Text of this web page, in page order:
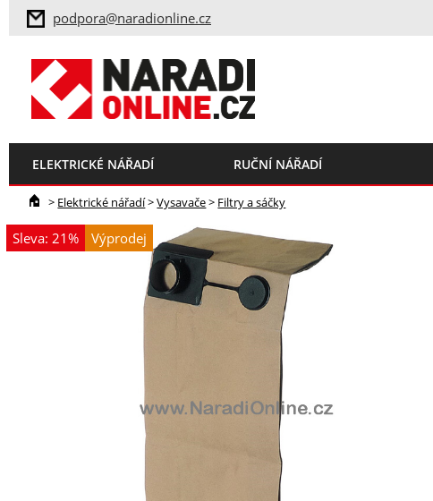
podpora@naradionline.cz
ELEKTRICKÉ NÁŘADÍ RUČNÍ NÁŘADÍ
> Elektrické nářadí>Vysavače> Filtry a sáčky
Sleva: 21% Výprodej